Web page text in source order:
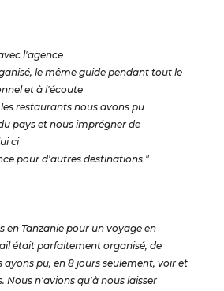
l'agence
le même guide pendant tout le
et à l'écoute
restaurants nous avons pu
pays et nous imprégner de
ci
pour d'autres destinations "
en Tanzanie pour un voyage en
était parfaitement organisé, de
ayons pu, en 8 jours seulement, voir et
Nous n'avions qu'à nous laisser